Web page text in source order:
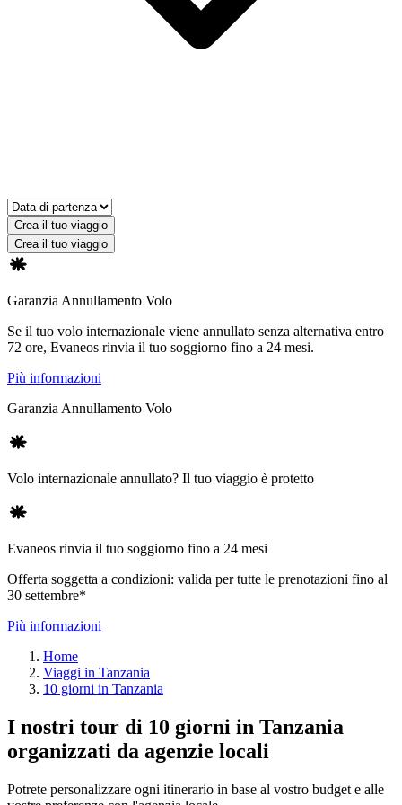
Crea il tuo viaggio
Crea il tuo viaggio
Garanzia Annullamento Volo
Se il tuo volo internazionale viene annullato senza alternativa entro
72 ore, Evaneos rinvia il tuo soggiorno fino a 24 mesi.
Più informazioni
Garanzia Annullamento Volo
Volo internazionale annullato? Il tuo viaggio è protetto
Evaneos rinvia il tuo soggiorno fino a 24 mesi
Offerta soggetta a condizioni: valida per tutte le prenotazioni fino al
30 settembre*
Più informazioni
Home
Viaggi in Tanzania
10 giorni in Tanzania
I nostri tour di 10 giorni in Tanzania
organizzati da agenzie locali
Potrete personalizzare ogni itinerario in base al vostro budget e alle